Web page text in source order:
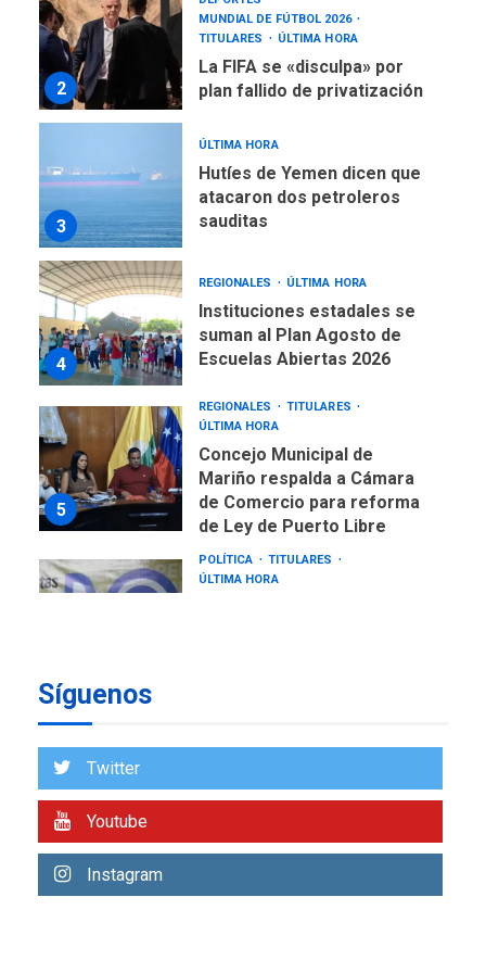
2
MUNDIAL DE FÚTBOL 2026
TITULARES
ÚLTIMA HORA
La FIFA se «disculpa» por
plan fallido de privatización
3
ÚLTIMA HORA
Hutíes de Yemen dicen que
atacaron dos petroleros
sauditas
4
REGIONALES ÚLTIMA HORA
Instituciones estadales se
suman al Plan Agosto de
Escuelas Abiertas 2026
5
REGIONALES
TITULARES
ÚLTIMA HORA
Concejo Municipal de
Mariño respalda a Cámara
de Comercio para reforma
de Ley de Puerto Libre
POLÍTICA
TITULARES
ÚLTIMA HORA
7
asegura Gustavo Duque
NACIONALES
TITULARES
Síguenos
Twitter
Youtube
Instagram